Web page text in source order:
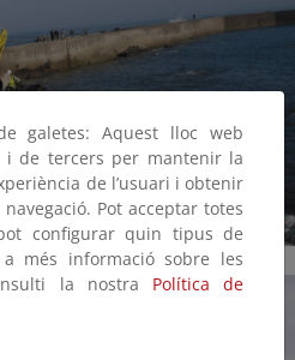
galetes: Aquest lloc web
i de tercers per mantenir la
de l’usuari i obtenir
Pot acceptar totes
configurar quin tipus de
més informació sobre les
la nostra Política de